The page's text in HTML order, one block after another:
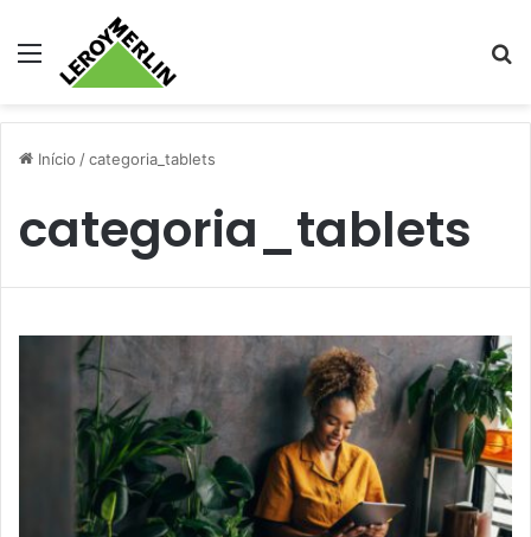
Menu
Início /categoria_tablets
categoria_tablets